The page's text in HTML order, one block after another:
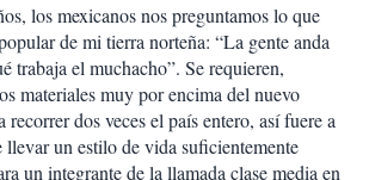
los mexicanos nos preguntamos lo que
de mi tierra norteña: “La gente anda
trabaja el muchacho”. Se requieren,
materiales muy por encima del nuevo
dos veces el país entero, así fuere a
un estilo de vida suficientemente
un integrante de la llamada clase media en